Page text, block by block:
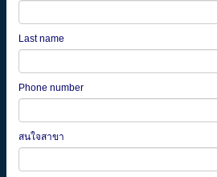
Last name
Phone number
สนใจสาขา